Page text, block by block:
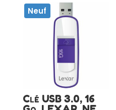
Neuf
Clé USB 3.0, 16